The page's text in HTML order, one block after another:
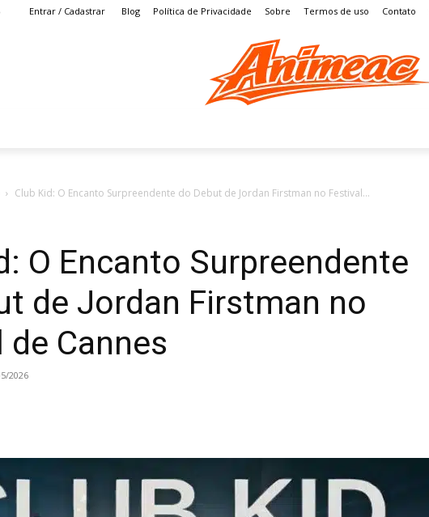
Entrar / Cadastrar Blog Política de Privacidade Sobre Termos de uso Contato
Club Kid: O Encanto Surpreendente do Debut de Jordan Firstman no Festival...
O Encanto Surpreendente
de Jordan Firstman no
de Cannes
2026